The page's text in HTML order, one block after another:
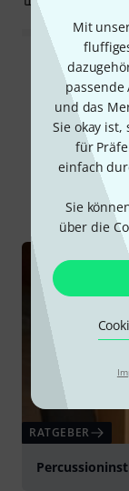
Mit
passende
und das
Sie okay ist,
für
einfach
Sie
über die
RATGEBER